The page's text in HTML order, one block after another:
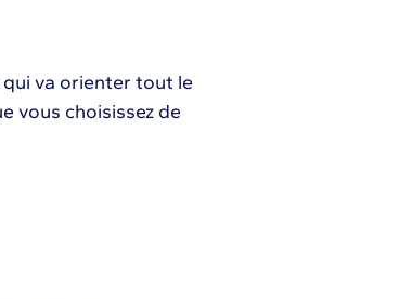
va orienter tout le
vous choisissez de